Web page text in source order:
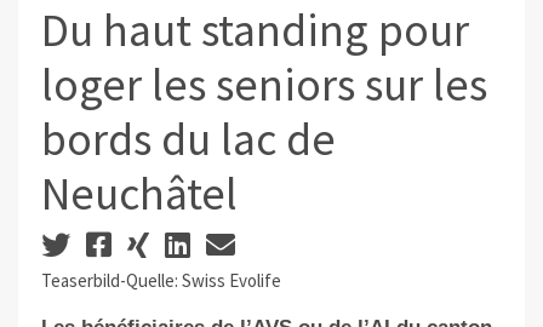
Du haut standing pour
loger les seniors sur les
bords du lac de
Neuchâtel
Teaserbild-Quelle: Swiss Evolife